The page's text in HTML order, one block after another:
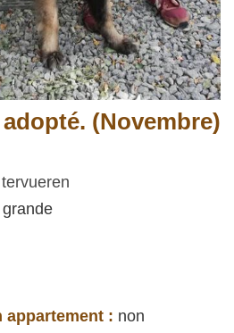
(Novembre)
appartement : non